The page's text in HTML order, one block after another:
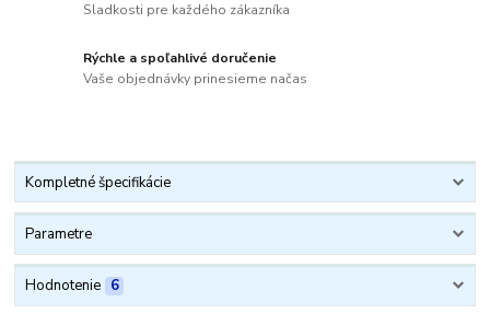
Sladkosti pre každého zákazníka
Rýchle a spoľahlivé doručenie
Vaše objednávky prinesieme načas
Kompletné špecifikácie
Parametre
Hodnotenie 6